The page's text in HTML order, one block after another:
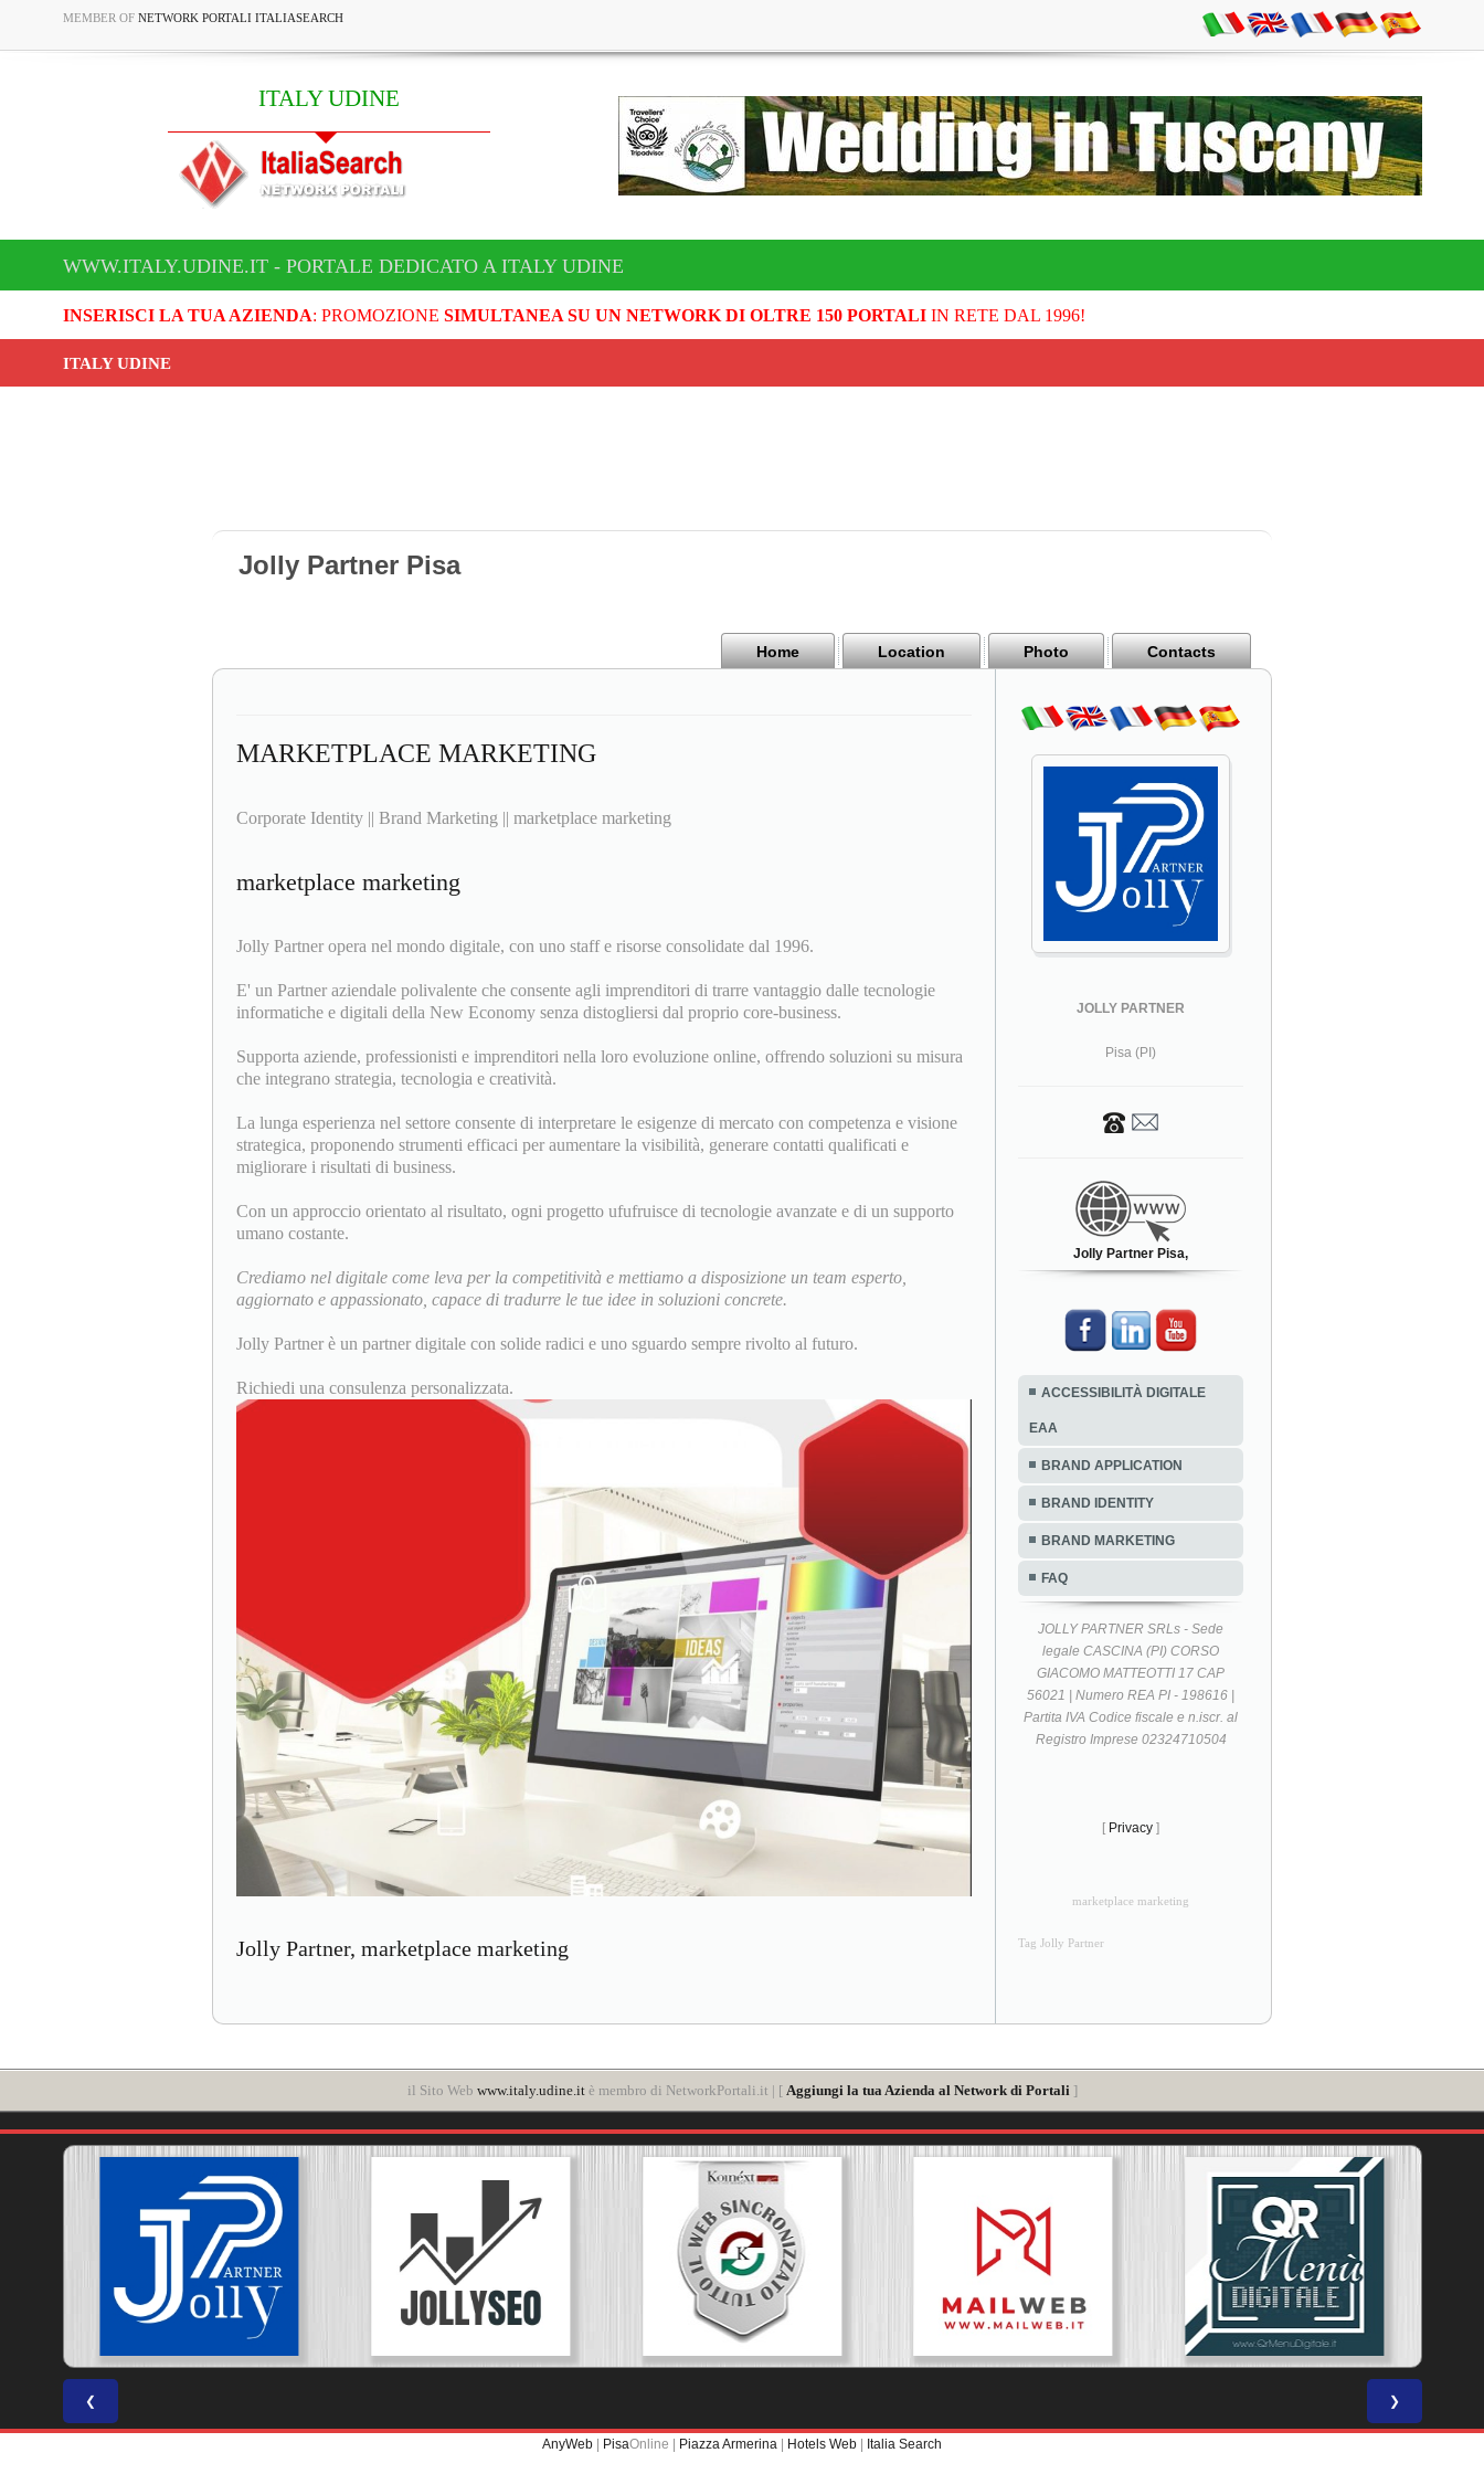
MEMBER OF NETWORK PORTALI ITALIASEARCH
ITALY UDINE
WWW.ITALY.UDINE.IT - PORTALE DEDICATO A ITALY UDINE
INSERISCI LA TUA AZIENDA: PROMOZIONE SIMULTANEA SU UN NETWORK DI OLTRE 150 PORTALIIN RETE DAL 1996!
ITALY UDINE
Jolly Partner Pisa
Home Location Photo Contacts
MARKETPLACE MARKETING
Corporate Identity || Brand Marketing || marketplace marketing
marketplace marketing
Jolly Partner opera nel mondo digitale, con uno staff e risorse consolidate dal 1996.
E' un Partner aziendale polivalente che consente agli imprenditori di trarre vantaggio dalle tecnologie
informatiche e digitali della New Economy senza distogliersi dal proprio core-business.
Supporta aziende, professionisti e imprenditori nella loro evoluzione online, offrendo soluzioni su misura
che integrano strategia, tecnologia e creatività.
La lunga esperienza nel settore consente di interpretare le esigenze di mercato con competenza e visione
strategica, proponendo strumenti efficaci per aumentare la visibilità, generare contatti qualificati e
migliorare i risultati di business.
Con un approccio orientato al risultato, ogni progetto ufufruisce di tecnologie avanzate e di un supporto
umano costante.
Crediamo nel digitale come leva per la competitività e mettiamo a disposizione un team esperto,
aggiornato e appassionato, capace di tradurre le tue idee in soluzioni concrete.
Jolly Partner è un partner digitale con solide radici e uno sguardo sempre rivolto al futuro.
Richiedi una consulenza personalizzata.
Jolly Partner, marketplace marketing
JOLLY PARTNER
Pisa (PI)
Jolly Partner Pisa,
ACCESSIBILITÀ DIGITALE
EAA
BRAND APPLICATION
BRAND IDENTITY
BRAND MARKETING
FAQ
JOLLY PARTNER SRLs - Sede
legale CASCINA (PI) CORSO
GIACOMO MATTEOTTI 17 CAP
56021 | Numero REA PI - 198616 |
Partita IVA Codice fiscale e n.iscr. al
Registro Imprese 02324710504
[ Privacy ]
marketplace marketing
Tag Jolly Partner
il Sito Web www.italy.udine.itè membro di NetworkPortali.it | [ Aggiungi la tua Azienda al Network di Portali ]
❮ ❯
AnyWeb | PisaOnline | Piazza Armerina | Hotels Web | Italia Search